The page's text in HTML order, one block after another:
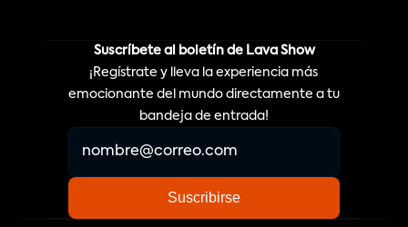
Suscríbete al boletín de Lava Show
¡Regístrate y lleva la experiencia más
emocionante del mundo directamente a tu
bandeja de entrada!